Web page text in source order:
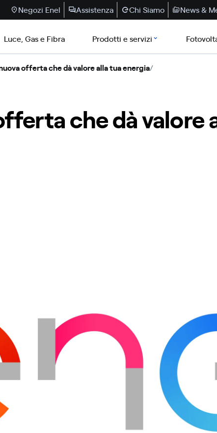
Negozi Enel Assistenza Chi Siamo News &
Luce, Gas e Fibra Prodotti e servizi
offerta che dà valore alla tua energia/
che dà valore